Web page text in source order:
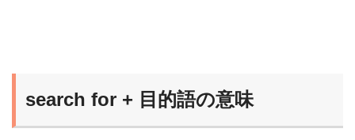
search for + 目的語の意味